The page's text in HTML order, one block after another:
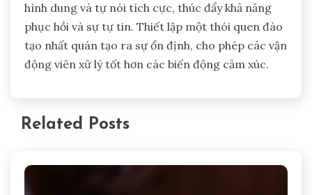
hình dung và tự nói tích cực, thúc đẩy khả năng
phục hồi và sự tự tin. Thiết lập một thói quen đào
tạo nhất quán tạo ra sự ổn định, cho phép các vận
động viên xử lý tốt hơn các biến động cảm xúc.
Related Posts